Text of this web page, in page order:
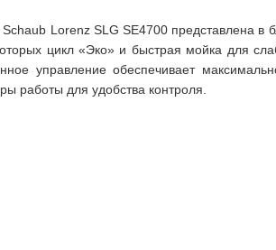
Lorenz SLG SE4700 представлена в
цикл «Эко» и быстрая мойка для
управление обеспечивает
работы для удобства контроля.